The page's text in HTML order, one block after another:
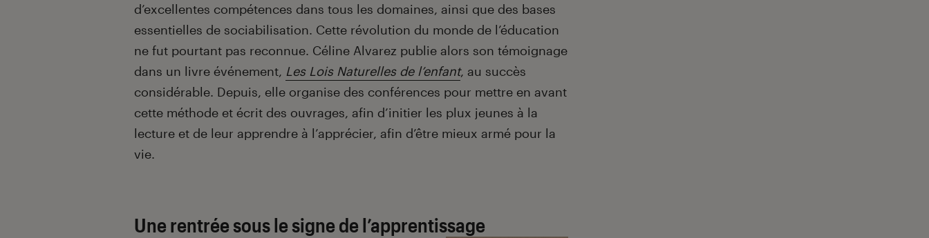
d’excellentes compétences dans tous les domaines, ainsi que des bases
essentielles de sociabilisation. Cette révolution du monde de l’éducation
ne fut pourtant pas reconnue. Céline Alvarez publie alors son témoignage
dans un livre événement, Les Lois Naturelles de l’enfant, au succès
considérable. Depuis, elle organise des conférences pour mettre en avant
cette méthode et écrit des ouvrages, afin d’initier les plux jeunes à la
lecture et de leur apprendre à l’apprécier, afin d’être mieux armé pour la
vie.
Une rentrée sous le signe de l’apprentissage